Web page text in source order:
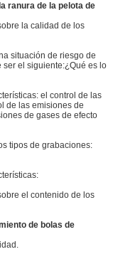
ranura de la pelota de
la calidad de los
situación de riesgo de
el siguiente:¿Qué es lo
el control de las
de las emisiones de
de gases de efecto
tipos de grabaciones:
el contenido de los
de bolas de